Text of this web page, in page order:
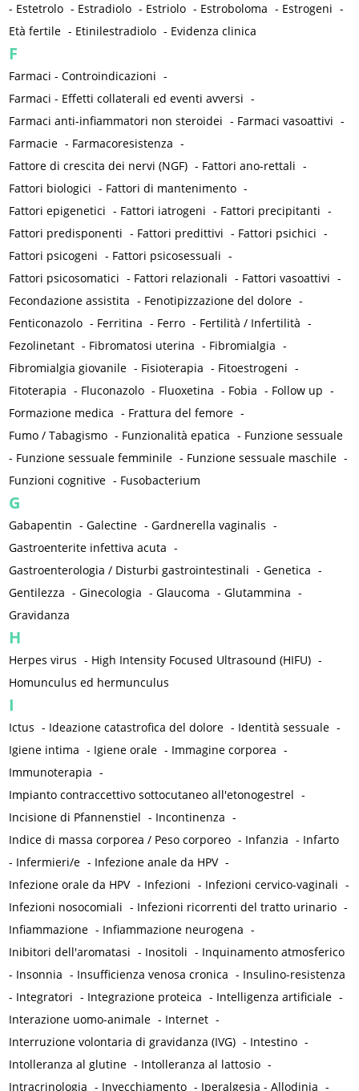
- Estetrolo - Estradiolo - Estriolo - Estroboloma - Estrogeni -
Età fertile - Etinilestradiolo - Evidenza clinica
F
Farmaci - Controindicazioni -
Farmaci - Effetti collaterali ed eventi avversi -
Farmaci anti-infiammatori non steroidei - Farmaci vasoattivi -
Farmacie - Farmacoresistenza -
Fattore di crescita dei nervi (NGF) - Fattori ano-rettali -
Fattori biologici - Fattori di mantenimento -
Fattori epigenetici - Fattori iatrogeni - Fattori precipitanti -
Fattori predisponenti - Fattori predittivi - Fattori psichici -
Fattori psicogeni - Fattori psicosessuali -
Fattori psicosomatici - Fattori relazionali - Fattori vasoattivi -
Fecondazione assistita - Fenotipizzazione del dolore -
Fenticonazolo - Ferritina - Ferro - Fertilità / Infertilità -
Fezolinetant - Fibromatosi uterina - Fibromialgia -
Fibromialgia giovanile - Fisioterapia - Fitoestrogeni -
Fitoterapia - Fluconazolo - Fluoxetina - Fobia - Follow up -
Formazione medica - Frattura del femore -
Fumo / Tabagismo - Funzionalità epatica - Funzione sessuale
- Funzione sessuale femminile - Funzione sessuale maschile -
Funzioni cognitive - Fusobacterium
G
Gabapentin -Galectine -Gardnerella vaginalis -
Gastroenterite infettiva acuta -
Gastroenterologia / Disturbi gastrointestinali -Genetica -
Gentilezza -Ginecologia -Glaucoma -Glutammina -
Gravidanza
H
Herpes virus - High Intensity Focused Ultrasound (HIFU) -
Homunculus ed hermunculus
I
Ictus - Ideazione catastrofica del dolore - Identità sessuale -
Igiene intima - Igiene orale - Immagine corporea -
Immunoterapia -
Impianto contraccettivo sottocutaneo all'etonogestrel -
Incisione di Pfannenstiel - Incontinenza -
Indice di massa corporea / Peso corporeo - Infanzia - Infarto
- Infermieri/e - Infezione anale da HPV -
Infezione orale da HPV - Infezioni - Infezioni cervico-vaginali -
Infezioni nosocomiali - Infezioni ricorrenti del tratto urinario -
Infiammazione - Infiammazione neurogena -
Inibitori dell'aromatasi - Inositoli - Inquinamento atmosferico
- Insonnia - Insufficienza venosa cronica - Insulino-resistenza
- Integratori - Integrazione proteica - Intelligenza artificiale -
Interazione uomo-animale - Internet -
Interruzione volontaria di gravidanza (IVG) - Intestino -
Intolleranza al glutine - Intolleranza al lattosio -
Intracrinologia - Invecchiamento - Iperalgesia - Allodinia -